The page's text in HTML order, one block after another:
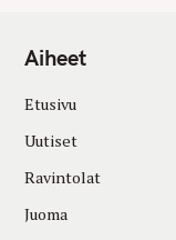
Aiheet
Etusivu
Uutiset
Ravintolat
Juoma